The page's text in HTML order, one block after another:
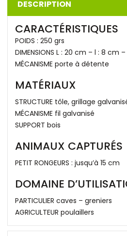
DESCRIPTION
CARACTÉRISTIQUES
POIDS : 250 grs
DIMENSIONS L : 20 cm – l : 8 cm
MÉCANISME porte à détente
MATÉRIAUX
STRUCTURE tôle, grillage
MÉCANISME fil galvanisé
SUPPORT bois
ANIMAUX CAPTURÉS
PETIT RONGEURS : jusqu’à 15 cm
DOMAINE
PARTICULIER caves – greniers
AGRICULTEUR poulaillers